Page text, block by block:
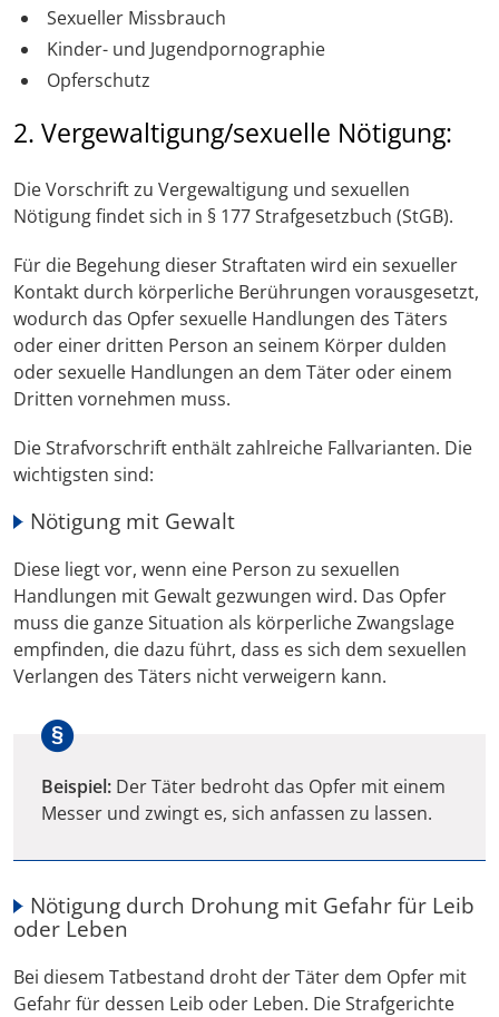
Sexueller Missbrauch
Kinder- und Jugendpornographie
Opferschutz
2. Vergewaltigung/sexuelle Nötigung:
Die Vorschrift zu Vergewaltigung und sexuellen
Nötigung findet sich in § 177 Strafgesetzbuch (StGB).
Für die Begehung dieser Straftaten wird ein sexueller
Kontakt durch körperliche Berührungen vorausgesetzt,
wodurch das Opfer sexuelle Handlungen des Täters
oder einer dritten Person an seinem Körper dulden
oder sexuelle Handlungen an dem Täter oder einem
Dritten vornehmen muss.
Die Strafvorschrift enthält zahlreiche Fallvarianten. Die
wichtigsten sind:
Nötigung mit Gewalt
Diese liegt vor, wenn eine Person zu sexuellen
Handlungen mit Gewalt gezwungen wird. Das Opfer
muss die ganze Situation als körperliche Zwangslage
empfinden, die dazu führt, dass es sich dem sexuellen
Verlangen des Täters nicht verweigern kann.
Beispiel: Der Täter bedroht das Opfer mit einem
Messer und zwingt es, sich anfassen zu lassen.
Nötigung durch Drohung mit Gefahr für Leib
oder Leben
Bei diesem Tatbestand droht der Täter dem Opfer mit
Gefahr für dessen Leib oder Leben. Die Strafgerichte